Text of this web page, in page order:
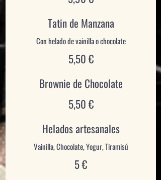
Tatin de Manzana
Con helado de vainilla o chocolate
5,50 €
Brownie de Chocolate
5,50 €
Helados artesanales
5 €